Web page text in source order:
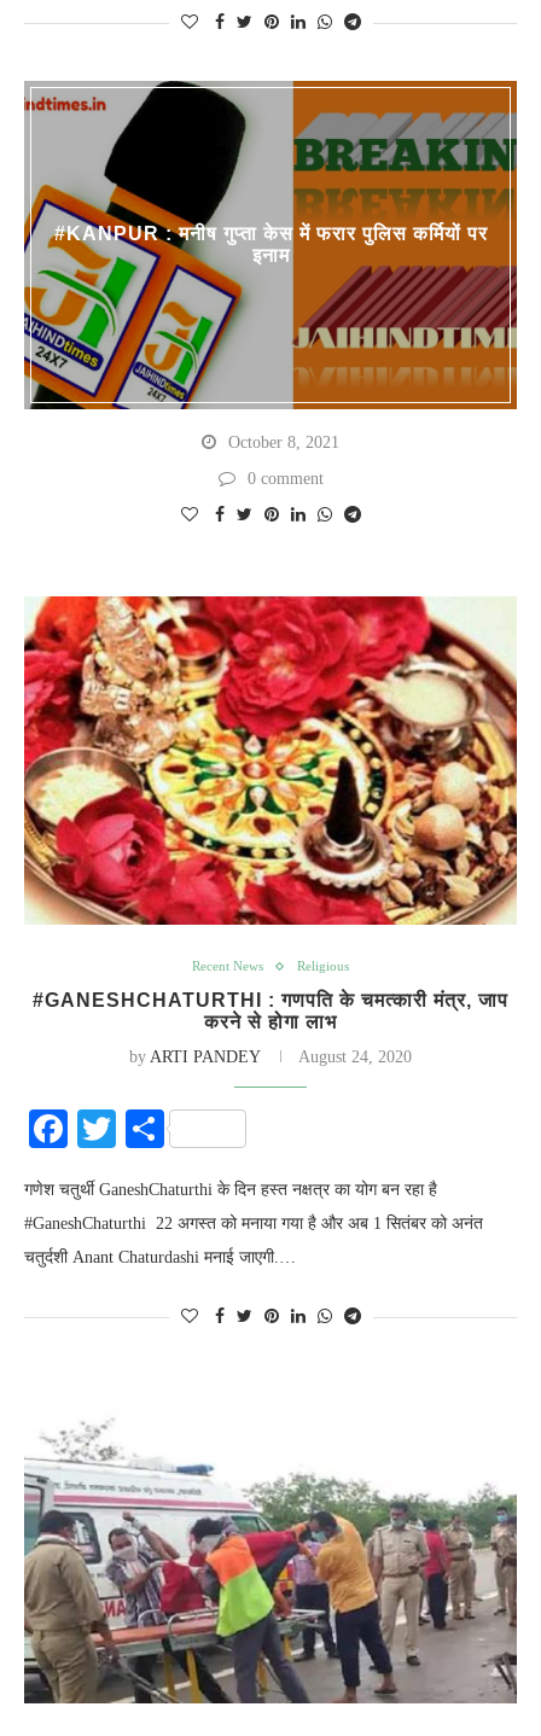
#KANPUR : मनीष गुप्ता केस में फरार पुलिस कर्मियों पर
इनाम
October 8, 2021
0 comment
Recent News Religious
#GANESHCHATURTHI : गणपति के चमत्कारी मंत्र, जाप
करने से होगा लाभ
by ARTI PANDEY August 24, 2020
Facebook
Twitter
Share
गणेश चतुर्थी GaneshChaturthi के दिन हस्त नक्षत्र का योग बन रहा है
#GaneshChaturthi 22 अगस्त को मनाया गया है और अब 1 सितंबर को अनंत
चतुर्दशी Anant Chaturdashi मनाई जाएगी.…